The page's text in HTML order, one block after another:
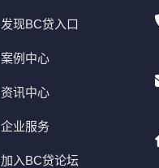
发现BC贷入口
案例中心
资讯中心
企业服务
加入BC贷论坛